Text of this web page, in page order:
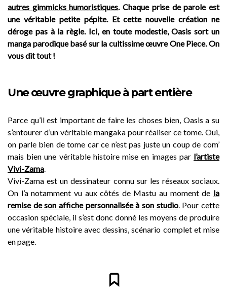
autres gimmicks humoristiques. Chaque prise de parole est
une véritable petite pépite. Et cette nouvelle création ne
déroge pas à la règle. Ici, en toute modestie, Oasis sort un
manga parodique basé sur la cultissime œuvre One Piece. On
vous dit tout !
Une œuvre graphique à part entière
Parce qu’il est important de faire les choses bien, Oasis a su
s’entourer d’un véritable mangaka pour réaliser ce tome. Oui,
on parle bien de tome car ce n’est pas juste un coup de com’
mais bien une véritable histoire mise en images par l’artiste
Vivi-Zama.
Vivi-Zama est un dessinateur connu sur les réseaux sociaux.
On l’a notamment vu aux côtés de Mastu au moment de la
remise de son affiche personnalisée à son studio. Pour cette
occasion spéciale, il s’est donc donné les moyens de produire
une véritable histoire avec dessins, scénario complet et mise
en page.